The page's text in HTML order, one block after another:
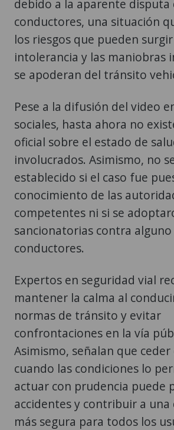
debido a la aparente
conductores, una situación
los riesgos que pueden
intolerancia y las maniobras
se apoderan del tránsito
Pese a la difusión del video
sociales, hasta ahora no
oficial sobre el estado de
involucrados. Asimismo, no
establecido si el caso fue
conocimiento de las
competentes ni si se
sancionatorias contra
conductores.
Expertos en seguridad vial
mantener la calma al
normas de tránsito y evitar
confrontaciones en la vía
Asimismo, señalan que ceder
cuando las condiciones lo
actuar con prudencia puede
accidentes y contribuir a una
más segura para todos los